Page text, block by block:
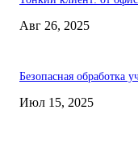
Авг 26, 2025
Безопасная обработка
Июл 15, 2025